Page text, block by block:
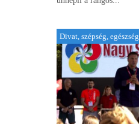
Divat, szépség, egészség